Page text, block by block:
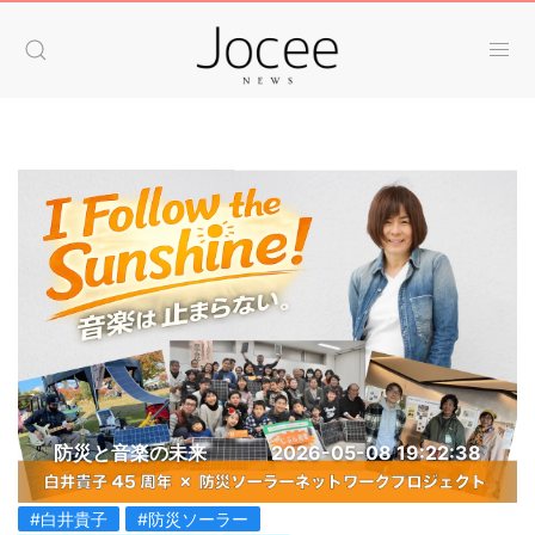
防災と音楽の未来 2026-05-08 19:22:38
#白井貴子
#防災ソーラー